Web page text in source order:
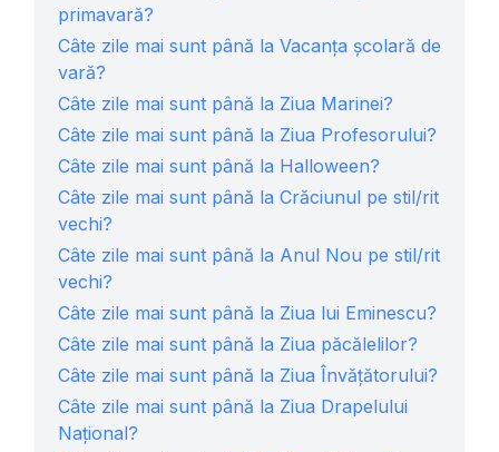
primavară?
Câte zile mai sunt până la Vacanța școlară de
vară?
Câte zile mai sunt până la Ziua Marinei?
Câte zile mai sunt până la Ziua Profesorului?
Câte zile mai sunt până la Halloween?
Câte zile mai sunt până la Crăciunul pe stil/rit
vechi?
Câte zile mai sunt până la Anul Nou pe stil/rit
vechi?
Câte zile mai sunt până la Ziua lui Eminescu?
Câte zile mai sunt până la Ziua păcălelilor?
Câte zile mai sunt până la Ziua Învăţătorului?
Câte zile mai sunt până la Ziua Drapelului
Național?